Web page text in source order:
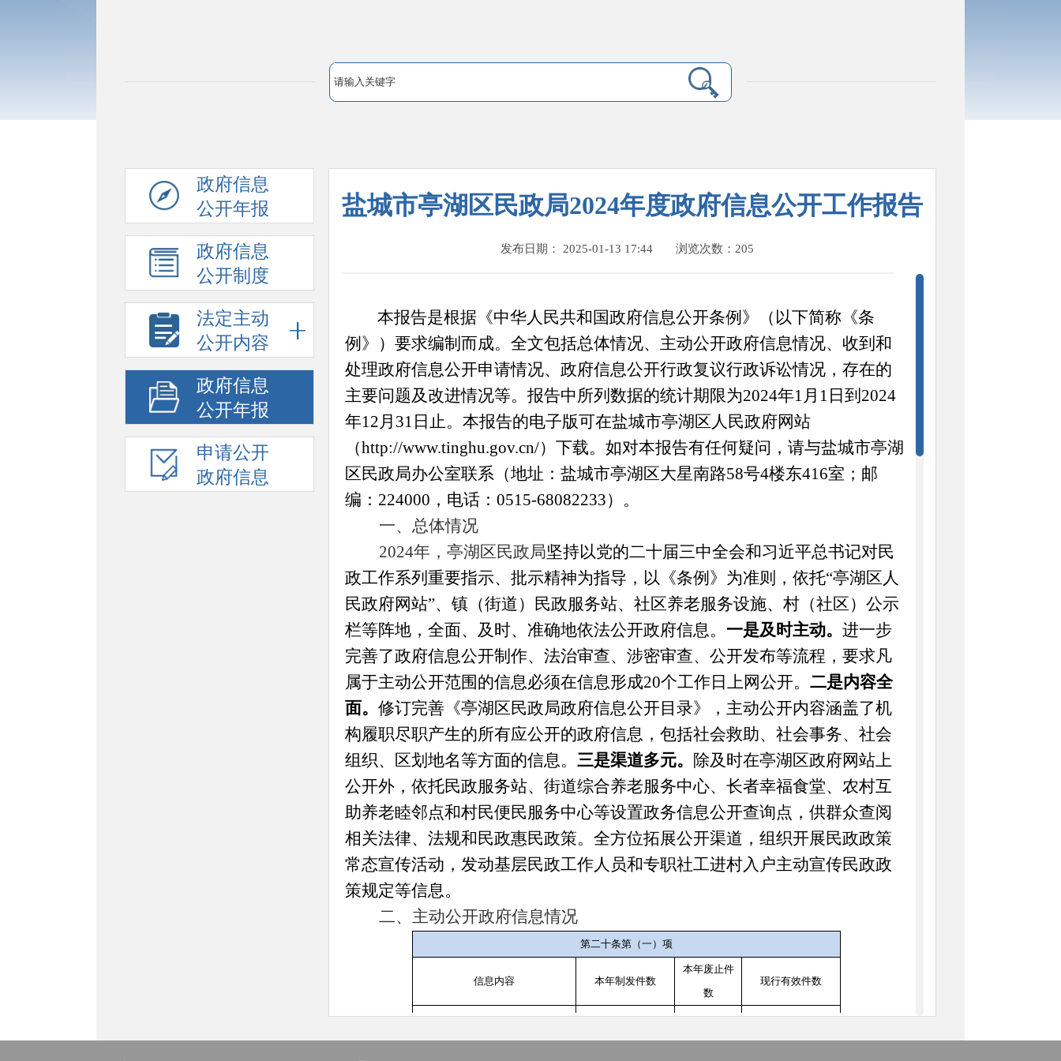
政府信息
公开年报
政府信息
公开制度
法定主动
公开内容
政府信息
公开年报
申请公开
政府信息
盐城市亭湖区民政局2024年度政府信息公开工作报告
发布日期： 2025-01-13 17:44 浏览次数： 205
本报告是根据《中华人民共和国政府信息公开条例》（以下简称《条
例》）要求编制而成。全文包括总体情况、主动公开政府信息情况、收到和
处理政府信息公开申请情况、政府信息公开行政复议行政诉讼情况，存在的
主要问题及改进情况等。报告中所列数据的统计期限为2024年1月 1 日到 2024
年12月 31 日止。本报告的电子版可在盐城市亭湖区人民政府网站
（http://www.tinghu.gov.cn/）下载。如对本报告有任何疑问，请与盐城市亭湖
区民政局办公室联系（地址：盐城市亭湖区大星南路58号4楼东416室；邮
编：224000，电话：0515-68082233）。
一、总体情况
2024年，亭湖区民政局坚持以党的二十届三中全会和习近平总书记对民
政工作系列重要指示、批示精神为指导，以《条例》为准则，依托“亭湖区人
民政府网站”、镇（街道）民政服务站、社区养老服务设施、村（社区）公示
栏等阵地，全面、及时、准确地依法公开政府信息。 一是及时主动。 进一步
完善了政府信息公开制作、法治审查、涉密审查、公开发布等流程，要求凡
属于主动公开范围的信息必须在信息形成20个工作日上网公开。 二是内容全
面。 修订完善《亭湖区民政局政府信息公开目录》，主动公开内容涵盖了机
构履职尽职产生的所有应公开的政府信息，包括社会救助、社会事务、社会
组织、区划地名等方面的信息。 三是渠道多元。
除及时在亭湖区政府网站上
公开外，依托民政服务站、街道综合养老服务中心、长者幸福食堂、农村互
助养老睦邻点和村民便民服务中心等设置政务信息公开查询点，供群众查阅
相关法律、法规和民政惠民政策。全方位拓展公开渠道，组织开展民政政策
常态宣传活动，发动基层民政工作人员和专职社工进村入户主动宣传民政政
策规定等信息。
二、主动公开政府信息情况
第二十条第（一）项
信息内容 本年制发件数
本年废止件
数
现行有效件数
规章 0 0 0
0 0 5